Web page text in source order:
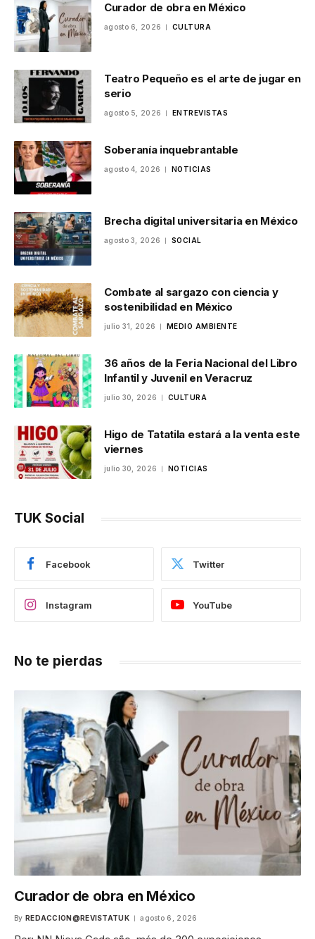
Curador de obra en México
agosto 6, 2026 CULTURA
Teatro Pequeño es el arte de jugar en
serio
agosto 5, 2026 ENTREVISTAS
Soberanía inquebrantable
agosto 4, 2026 NOTICIAS
Brecha digital universitaria en México
agosto 3, 2026 SOCIAL
Combate al sargazo con ciencia y
sostenibilidad en México
julio 31, 2026 MEDIO AMBIENTE
36 años de la Feria Nacional del Libro
Infantil y Juvenil en Veracruz
julio 30, 2026 CULTURA
Higo de Tatatila estará a la venta este
viernes
julio 30, 2026 NOTICIAS
TUK Social
Facebook Twitter
Instagram YouTube
No te pierdas
Curador de obra en México
By REDACCION@REVISTATUK agosto 6, 2026